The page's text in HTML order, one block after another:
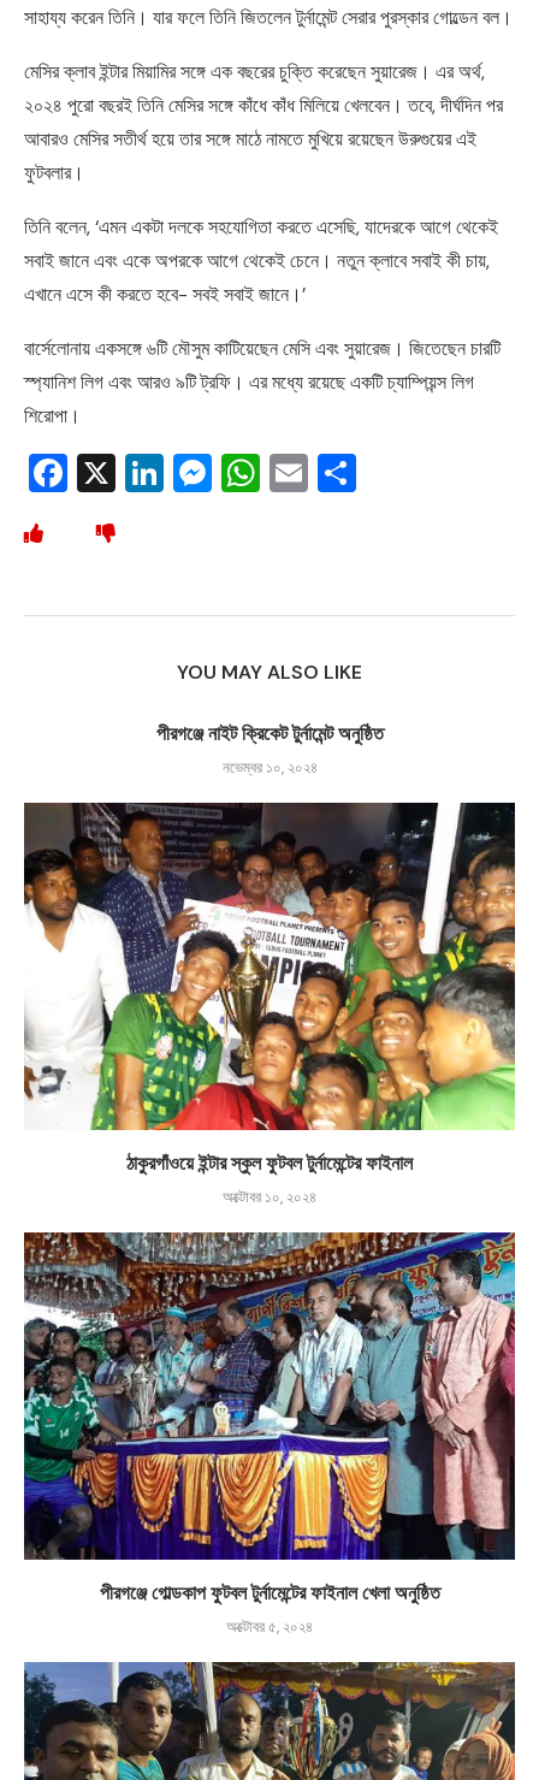
সাহায্য করেন তিনি। যার ফলে তিনি জিতলেন টুর্নামেন্ট সেরার পুরস্কার গোল্ডেন বল।
মেসির ক্লাব ইন্টার মিয়ামির সঙ্গে এক বছরের চুক্তি করেছেন সুয়ারেজ। এর অর্থ,
২০২৪ পুরো বছরই তিনি মেসির সঙ্গে কাঁধে কাঁধ মিলিয়ে খেলবেন। তবে, দীর্ঘদিন পর
আবারও মেসির সতীর্থ হয়ে তার সঙ্গে মাঠে নামতে মুখিয়ে রয়েছেন উরুগুয়ের এই
ফুটবলার।
তিনি বলেন, ‘এমন একটা দলকে সহযোগিতা করতে এসেছি, যাদেরকে আগে থেকেই
সবাই জানে এবং একে অপরকে আগে থেকেই চেনে। নতুন ক্লাবে সবাই কী চায়,
এখানে এসে কী করতে হবে- সবই সবাই জানে।’
বার্সেলোনায় একসঙ্গে ৬টি মৌসুম কাটিয়েছেন মেসি এবং সুয়ারেজ। জিতেছেন চারটি
স্প্যানিশ লিগ এবং আরও ৯টি ট্রফি। এর মধ্যে রয়েছে একটি চ্যাম্পিয়ন্স লিগ
শিরোপা।
Facebook
X LinkedIn
Messenger
WhatsApp
Email
YOU MAY ALSO LIKE
পীরগঞ্জে নাইট ক্রিকেট টুর্নামেন্ট অনুষ্ঠিত
নভেম্বর ১০, ২০২৪
ঠাকুরগাঁওয়ে ইন্টার স্কুল ফুটবল টুর্নামেন্টের ফাইনাল
অক্টোবর ১০, ২০২৪
পীরগঞ্জে গোল্ডকাপ ফুটবল টুর্নামেন্টের ফাইনাল খেলা অনুষ্ঠিত
অক্টোবর ৫, ২০২৪